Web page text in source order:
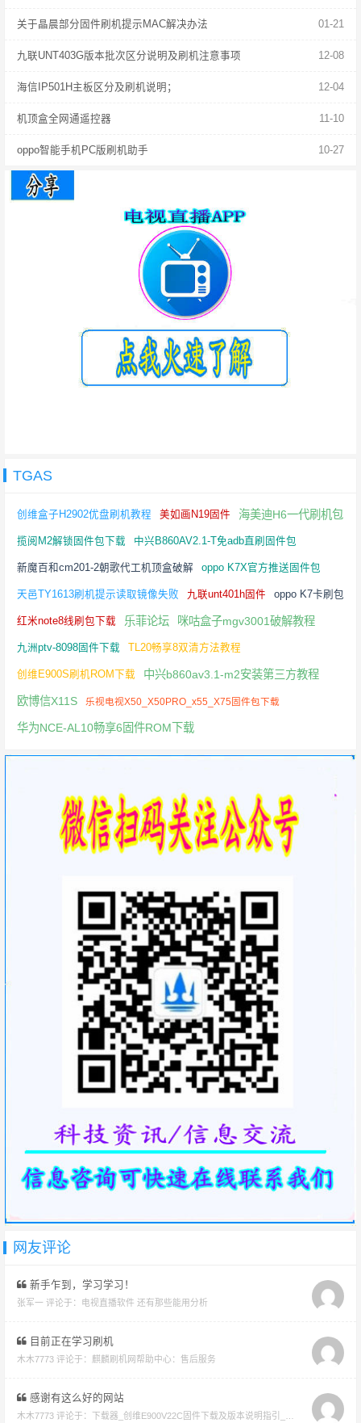
01-21
关于晶晨部分固件刷机提示MAC解决办法
12-08
九联UNT403G版本批次区分说明及刷机注意事项
12-04
海信IP501H主板区分及刷机说明；
11-10
机顶盒全网通遥控器
10-27
oppo智能手机PC版刷机助手
TGAS
创维盒子H2902优盘刷机教程 美如画N19固件 海美迪H6一代刷机包
揽阅M2解锁固件包下载 中兴B860AV2.1-T免adb直刷固件包
新魔百和cm201-2朝歌代工机顶盒破解 oppo K7X官方推送固件包
天邑TY1613刷机提示读取镜像失败 九联unt401h固件 oppo K7卡刷包
红米note8线刷包下载 乐菲论坛 咪咕盒子mgv3001破解教程
九洲ptv-8098固件下载 TL20畅享8双清方法教程
创维E900S刷机ROM下载 中兴b860av3.1-m2安装第三方教程
欧博信X11S 乐视电视X50_X50PRO_x55_X75固件包下载
华为NCE-AL10畅享6固件ROM下载
网友评论
新手乍到，学习学习！
张军一 评论于： 电视直播软件 还有那些能用分析
目前正在学习刷机
木木7773 评论于： 麒麟刷机网帮助中心：售后服务
感谢有这么好的网站
木木7773 评论于： 下载器_创维E900V22C固件下载及版本说明指引_看好在下载避免刷成砖